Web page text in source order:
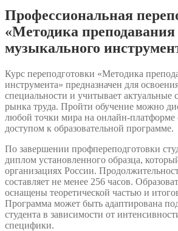
Профессиональная
«Методика преподавания
музыкального
Курс переподготовки «Методика
инструмента» предназначен для
специальности и учитывает актуальные
рынка труда. Пройти обучение можно
любой точки мира на онлайн-
доступом к образовательной программе.
По завершении профпереподготовки
диплом установленного образца,
организациях России.
составляет не менее 256 часов.
оснащены теоретической частью и
Программа может быть адаптирована
студента в зависимости от
специфики.